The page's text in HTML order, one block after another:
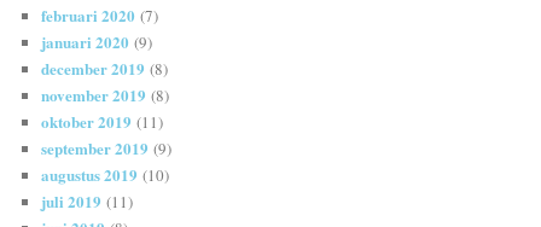
februari 2020 (7)
januari 2020 (9)
december 2019 (8)
november 2019 (8)
oktober 2019 (11)
september 2019 (9)
augustus 2019 (10)
juli 2019 (11)